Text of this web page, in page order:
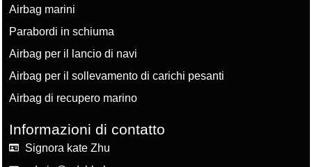
Airbag marini
Parabordi in schiuma
Airbag per il lancio di navi
Airbag per il sollevamento di carichi pesanti
Airbag di recupero marino
Informazioni di contatto
Signora kate Zhu